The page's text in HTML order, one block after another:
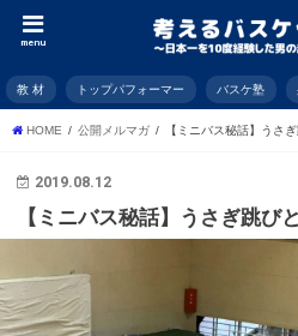
menu
教 材 トップパフォーマー バスケ塾
HOME 公開メルマガ 【ミニバス秘話】うさ
2019.08.12
【ミニバス秘話】うさぎ跳び